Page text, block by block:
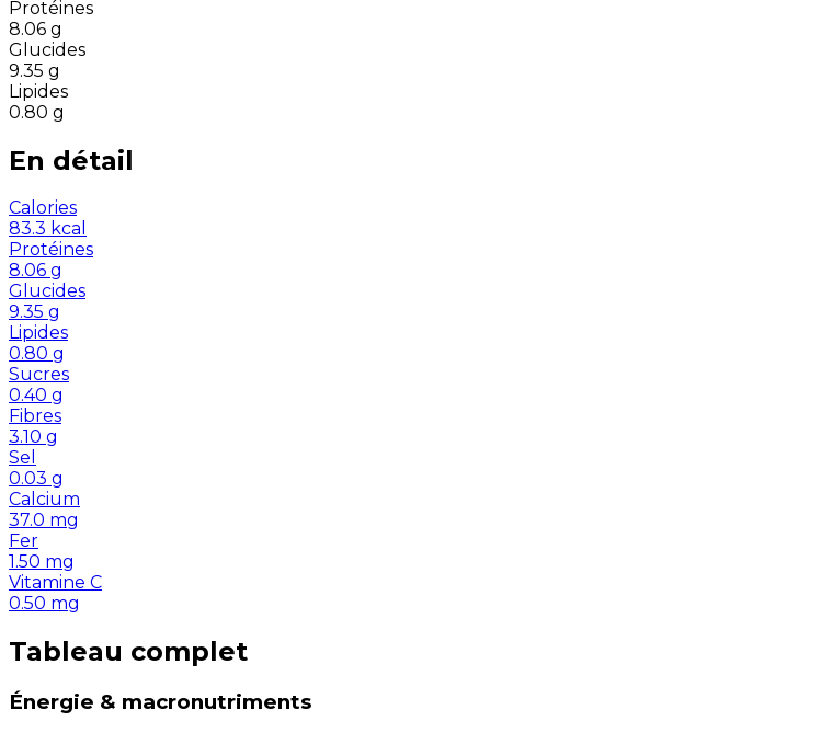
Protéines
8.06 g
Glucides
9.35 g
Lipides
0.80 g
En détail
Calories
83.3 kcal
Protéines
8.06 g
Glucides
9.35 g
Lipides
0.80 g
Sucres
0.40 g
Fibres
3.10 g
Sel
0.03 g
Calcium
37.0 mg
Fer
1.50 mg
Vitamine C
0.50 mg
Tableau complet
Énergie & macronutriments